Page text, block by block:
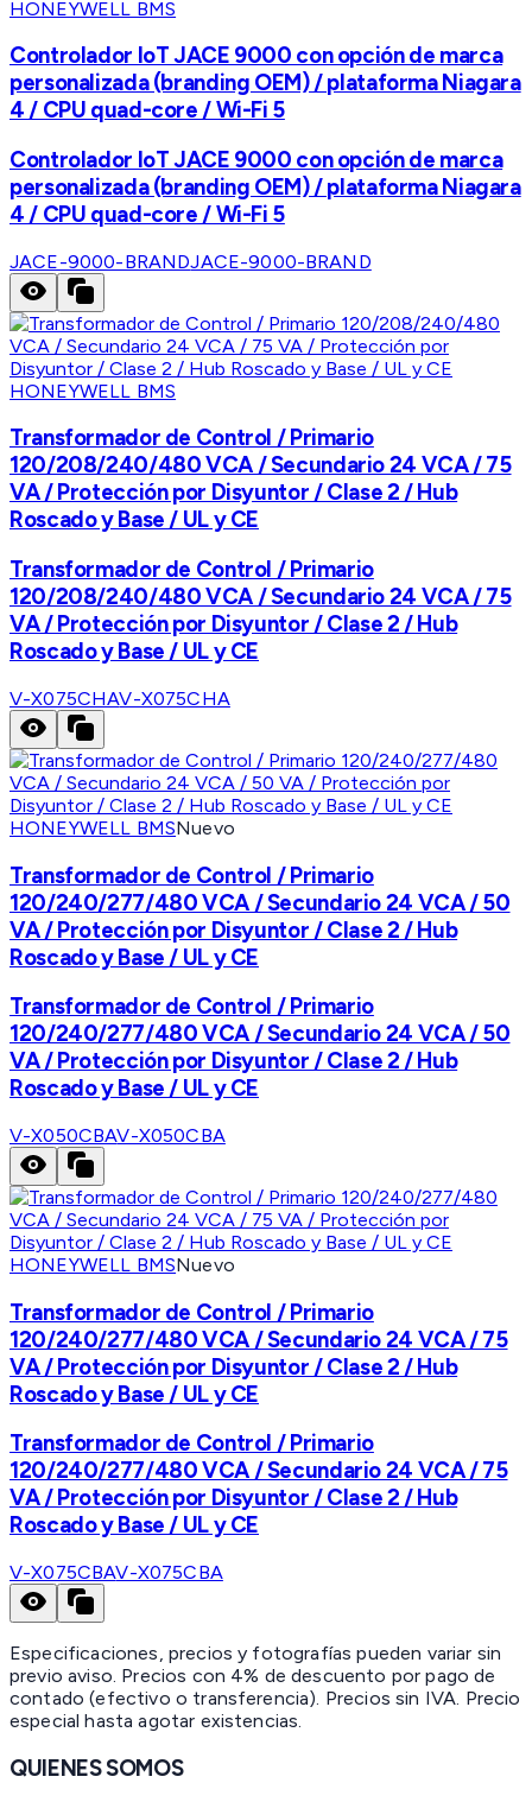
HONEYWELL BMS
Controlador IoT JACE 9000 con opción de marca
personalizada (branding OEM) / plataforma Niagara
4 / CPU quad-core / Wi-Fi 5
Controlador IoT JACE 9000 con opción de marca
personalizada (branding OEM) / plataforma Niagara
4 / CPU quad-core / Wi-Fi 5
JACE-9000-BRANDJACE-9000-BRAND
HONEYWELL BMS
Transformador de Control / Primario
120/208/240/480 VCA / Secundario 24 VCA / 75
VA / Protección por Disyuntor / Clase 2 / Hub
Roscado y Base / UL y CE
Transformador de Control / Primario
120/208/240/480 VCA / Secundario 24 VCA / 75
VA / Protección por Disyuntor / Clase 2 / Hub
Roscado y Base / UL y CE
V-X075CHAV-X075CHA
HONEYWELL BMSNuevo
Transformador de Control / Primario
120/240/277/480 VCA / Secundario 24 VCA / 50
VA / Protección por Disyuntor / Clase 2 / Hub
Roscado y Base / UL y CE
Transformador de Control / Primario
120/240/277/480 VCA / Secundario 24 VCA / 50
VA / Protección por Disyuntor / Clase 2 / Hub
Roscado y Base / UL y CE
V-X050CBAV-X050CBA
HONEYWELL BMSNuevo
Transformador de Control / Primario
120/240/277/480 VCA / Secundario 24 VCA / 75
VA / Protección por Disyuntor / Clase 2 / Hub
Roscado y Base / UL y CE
Transformador de Control / Primario
120/240/277/480 VCA / Secundario 24 VCA / 75
VA / Protección por Disyuntor / Clase 2 / Hub
Roscado y Base / UL y CE
V-X075CBAV-X075CBA
Especificaciones, precios y fotografías pueden variar sin
previo aviso. Precios con 4% de descuento por pago de
contado (efectivo o transferencia). Precios sin IVA. Precio
especial hasta agotar existencias.
QUIENES SOMOS